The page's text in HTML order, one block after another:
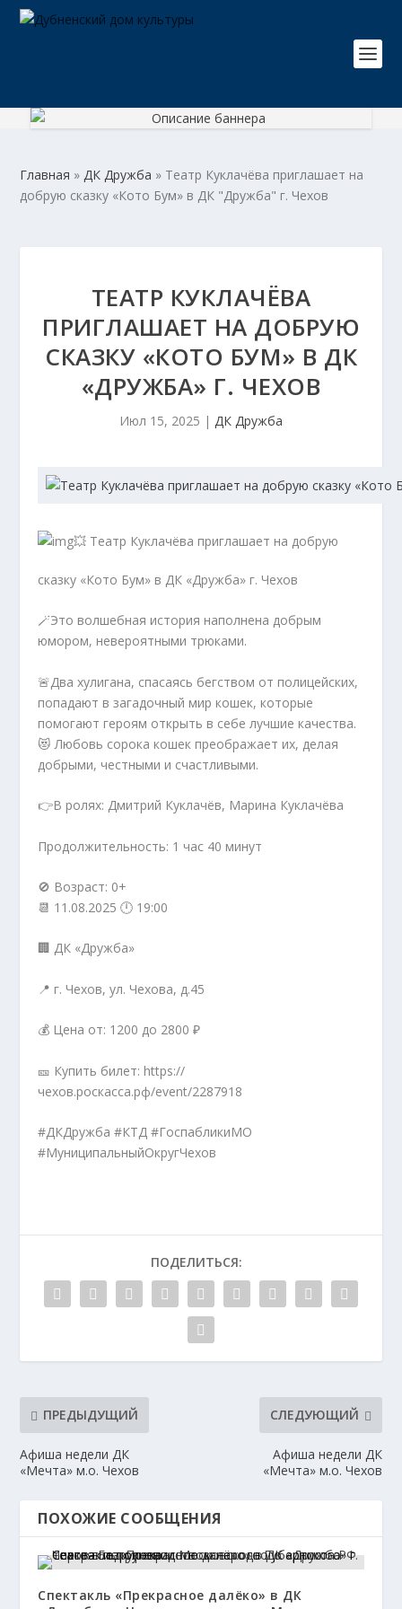
Главная »ДК Дружба » Театр Куклачёва приглашает на
добрую сказку «Кото Бум» в ДК "Дружба" г. Чехов
ТЕАТР КУКЛАЧЁВА
ПРИГЛАШАЕТ НА ДОБРУЮ
СКАЗКУ «КОТО БУМ» В ДК
«ДРУЖБА» Г. ЧЕХОВ
Июл 15, 2025 | ДК Дружба
💥 Театр Куклачёва приглашает на добрую
сказку «Кото Бум» в ДК «Дружба» г. Чехов
🪄Это волшебная история наполнена добрым
юмором, невероятными трюками.
🚨Два хулигана, спасаясь бегством от полицейских,
попадают в загадочный мир кошек, которые
помогают героям открыть в себе лучшие качества.
😻 Любовь сорока кошек преображает их, делая
добрыми, честными и счастливыми.
👉В ролях: Дмитрий Куклачёв, Марина Куклачёва
Продолжительность: 1 час 40 минут
🚫 Возраст: 0+
📆 11.08.2025 🕛 19:00
🏢 ДК «Дружба»
📍 г. Чехов, ул. Чехова, д.45
💰 Цена от: 1200 до 2800 ₽
🎫 Купить билет: https://
чехов.роскасса.рф/event/2287918
#ДКДружба #КТД #ГоспабликиМО
#МуниципальныйОкругЧехов
ПОДЕЛИТЬСЯ:
ПРЕДЫДУЩИЙ
Афиша недели ДК
«Мечта» м.о. Чехов
СЛЕДУЮЩИЙ
Афиша недели ДК
«Мечта» м.о. Чехов
ПОХОЖИЕ СООБЩЕНИЯ
Спектакль «Прекрасное далёко» в ДК